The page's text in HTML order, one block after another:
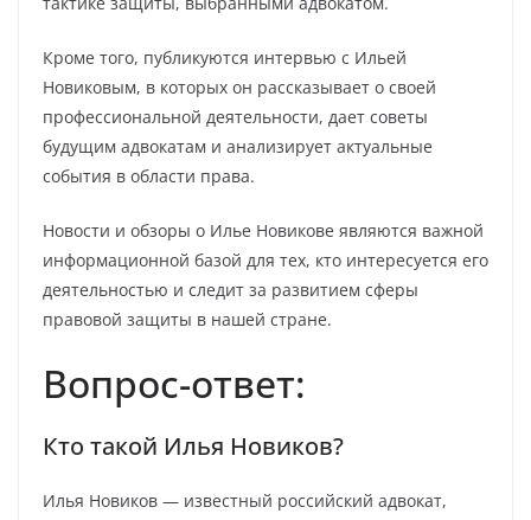
Кроме того, публикуются интервью с Ильей
Новиковым, в которых он рассказывает о своей
профессиональной деятельности, дает советы
будущим адвокатам и анализирует актуальные
события в области права.
Новости и обзоры о Илье Новикове являются важной
информационной базой для тех, кто интересуется его
деятельностью и следит за развитием сферы
правовой защиты в нашей стране.
Вопрос-ответ:
Кто такой Илья Новиков?
Илья Новиков — известный российский адвокат,